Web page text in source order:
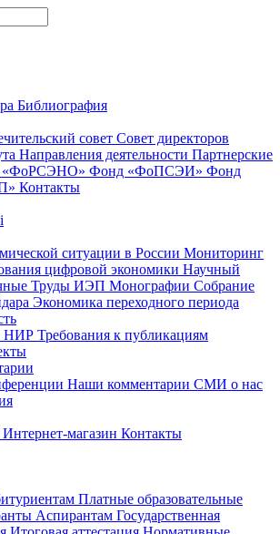
Библиография
совет Совет директоров
Направления деятельности Партнерские
«ФоРСЭНО» Фонд «ФоПСЭИ» Фонд
Контакты
ситуации в России Мониторинг
цифровой экономики Научный
Труды ИЭП Монографии Собрание
Экономика переходного периода
НИР Требования к публикациям
Наши комментарии СМИ о нас
Интернет-магазин Контакты
Платные образовательные
Аспирантам Государственная